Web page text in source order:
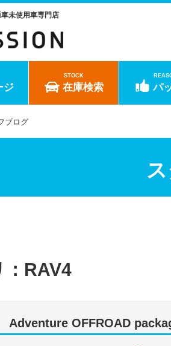
未使用車専門店
ジ
STOCK
在庫検索 パ
ブログ
：RAV4
Adventure OFFROAD